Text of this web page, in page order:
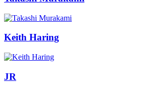
Keith Haring
JR